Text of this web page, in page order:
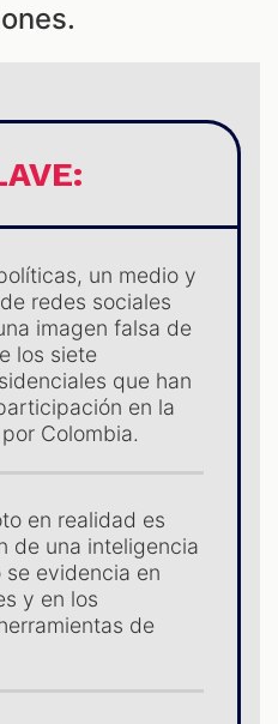
un medio y
redes sociales
imagen falsa de
los siete
que han
en la
Colombia.
en realidad es
de una inteligencia
evidencia en
y en los
de